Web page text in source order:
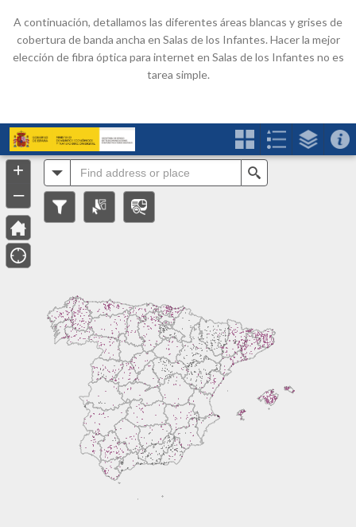
A continuación, detallamos las diferentes áreas blancas y grises de
cobertura de banda ancha en Salas de los Infantes. Hacer la mejor
elección de fibra óptica para internet en Salas de los Infantes no es
tarea simple.